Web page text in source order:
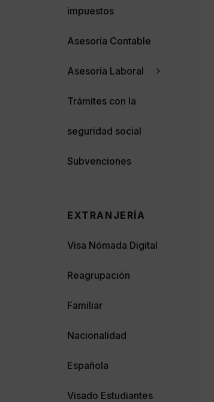
impuestos
Asesoría Contable
Asesoría Laboral
Trámites con la
seguridad social
Subvenciones
EXTRANJERÍA
Visa Nómada Digital
Reagrupación
Familiar
Nacionalidad
Española
Visado Estudiantes